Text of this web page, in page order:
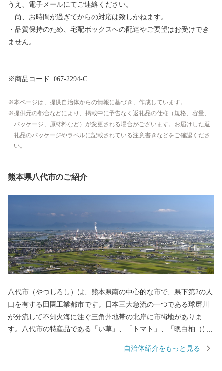
うえ、電子メールにてご連絡ください。
尚、お時間が過ぎてからの対応は致しかねます。
・品質保持のため、宅配ボックスへの配達やご要望はお受けでき
ません。
※商品コード: 067-2294-C
本ページは、提供自治体からの情報に基づき、作成しています。
提供元の都合などにより、掲載中に予告なく返礼品の仕様（規格、容量、
パッケージ、原材料など）が変更される場合がございます。お届けした返
礼品のパッケージやラベルに記載されている注意書きなどをご確認くださ
い。
熊本県八代市のご紹介
八代市（やつしろし）は、熊本県南の中心的な市で、県下第2の人
口を有する田園工業都市です。日本三大急流の一つである球磨川
が分流して不知火海に注ぐ三角州地帯の北岸に市街地がありま
す。八代市の特産品である「い草」、「トマト」、「晩白柚（ば
かして、季節に応じた祭りやイベントなどを年間を通して開催し
自治体紹介をもっと見る